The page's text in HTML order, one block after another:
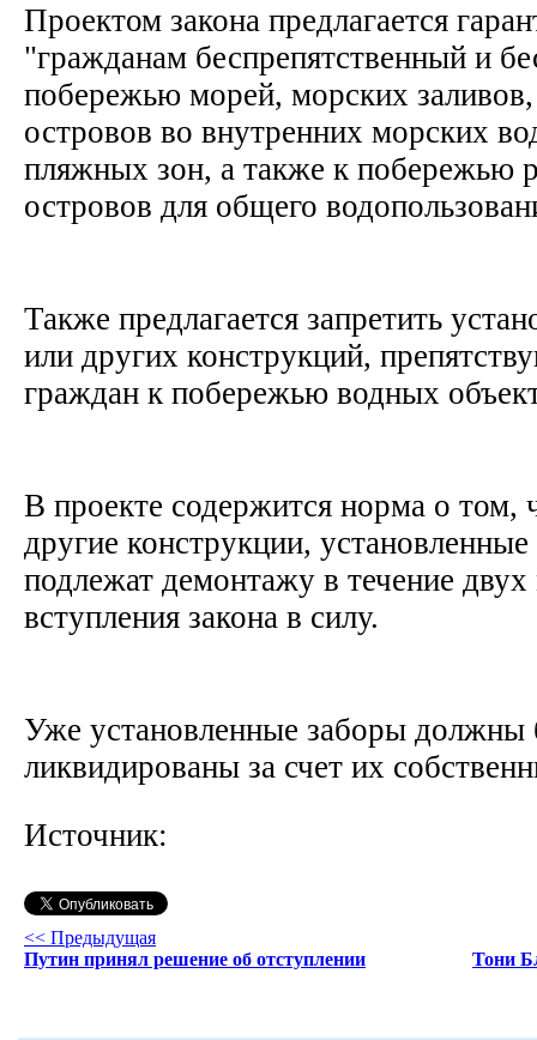
Проектом закона предлагается
"гражданам беспрепятственный и
побережью морей, морских
островов во внутренних морских
пляжных зон, а также к побережью
островов для общего
Также предлагается запретить
или других конструкций,
граждан к побережью водных
В проекте содержится норма о том,
другие конструкции,
подлежат демонтажу в течение двух
вступления закона в силу.
Уже установленные заборы должны
ликвидированы за счет их
Источник:
<< Предыдущая
Путин принял решение об отступлении
Тони